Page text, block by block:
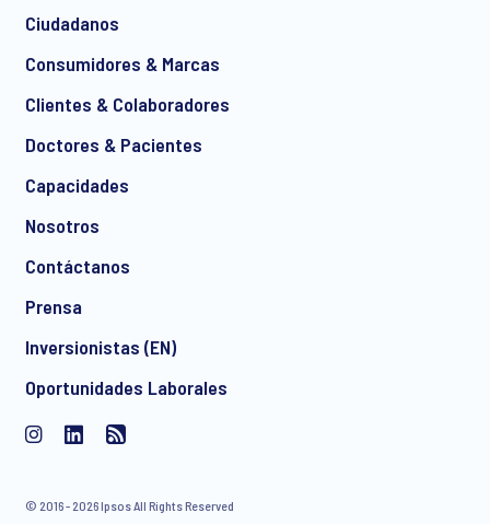
*
electrónico de manera regular sobre productos y servicios,
incluidas invitaciones a eventos gratuitos y artículos de
Ipsos. Puede retirar su consentimiento en cualquier
momento con efecto para el futuro.
Ciudadanos
Consumidores & Marcas
Clientes & Colaboradores
Doctores & Pacientes
Capacidades
Nosotros
Contáctanos
Prensa
Inversionistas (EN)
Oportunidades Laborales
© 2016 - 2026 Ipsos All Rights Reserved